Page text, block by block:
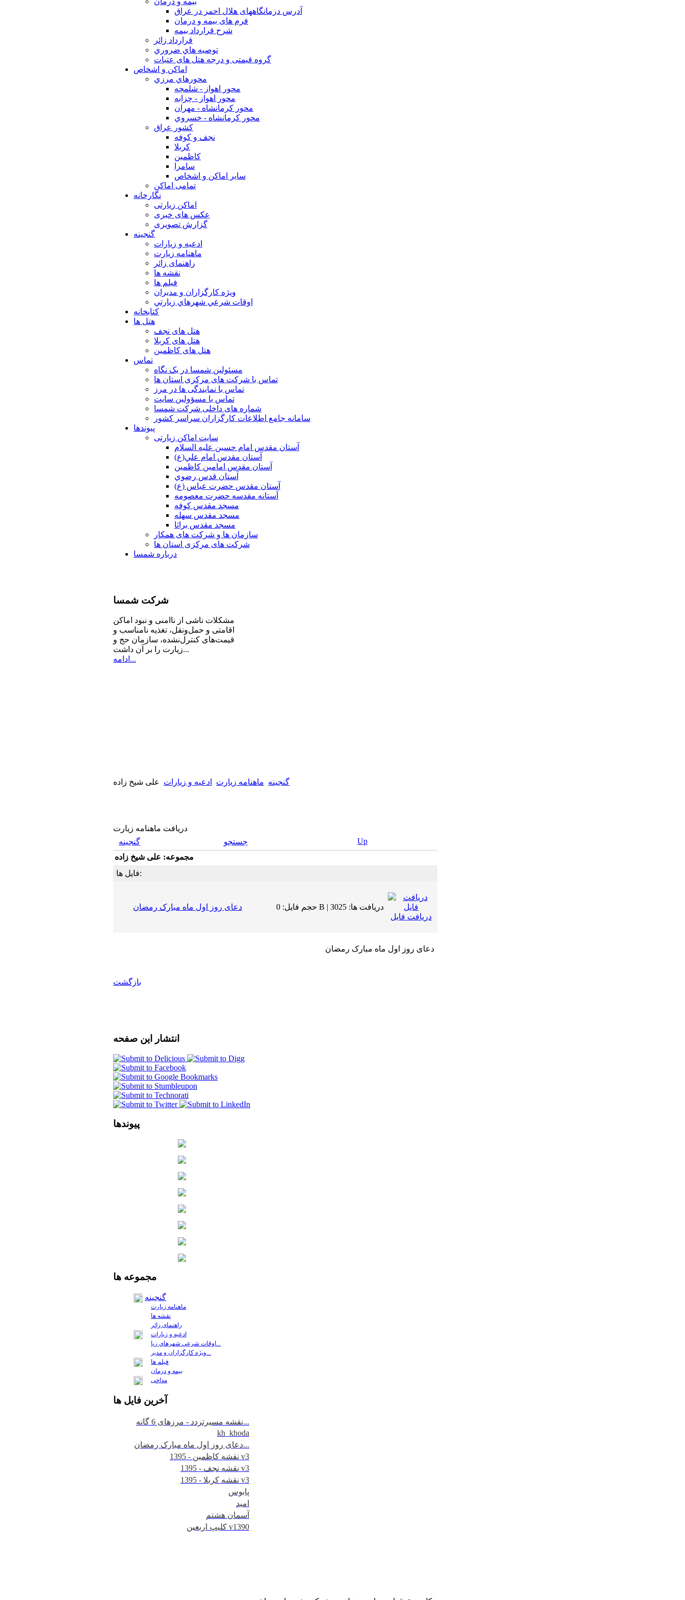
آدرس درمانگاههای هلال احمر در عراق
فرم های بیمه و درمان
شرح قرارداد بیمه
قرارداد زائر
توصيه هاي ضروري
گروه قیمتی و درجه هتل های عتبات
اماکن و اشخاص
محورهاي مرزي
محور اهواز - شلمچه
محور اهواز - چزابه
محور كرمانشاه - مهران
محور كرمانشاه - خسروي
كشور عراق
نجف و كوفه
كربلا
كاظمين
سامرا
ساير اماكن و اشخاص
تمامی اماکن
نگارخانه
اماکن زیارتی
عکس های خبری
گزارش تصویری
گنجینه
ادعیه و زیارات
ماهنامه زیارت
راهنمای زائر
نقشه ها
فیلم ها
ويژه كارگزاران و مديران
اوقات شرعي شهرهاي زيارتي
کتابخانه
هتل ها
هتل های نجف
هتل های کربلا
هتل های کاظمین
تماس
مسئولین شمسا در یک نگاه
تماس با شرکت های مرکزی استان ها
تماس با نمایندگی ها در مرز
تماس با مسؤولین سایت
شماره های داخلی شرکت شمسا
سامانه جامع اطلاعات کارگزاران سراسر کشور
پیوندها
سایت اماکن زیارتی
آستان مقدس امام حسين عليه السلام
آستان مقدس امام علي(ع)
آستان مقدس امامين كاظمين
آستان قدس رضوي
آستان مقدس حضرت عباس (ع)
آستانه مقدسه حضرت معصومه
مسجد مقدس كوفه
مسجد مقدس سهله
مسجد مقدس براثا
سازمان ها و شرکت های همکار
شرکت های مرکزی استان ها
درباره شمسا
شرکت شمسا
مشكلات ناشی از ناامنی و نبود اماكن
اقامتی و حمل‌ونقل، تغذیه‌ نامناسب و
قیمت‌های كنترل‌نشده، سازمان حج و
زیارت را بر آن داشت...
ادامه...
گنجینه ماهنامه زیارت ادعیه و زیارات علی شیخ زاده
دریافت ماهنامه زیارت
گنجینه
جستجو
Up
مجموعه: علی شیخ زاده
فایل ها:
دعای روز اول ماه مبارک رمضان
حجم فایل: 0 B | دریافت ها: 3025
دریافت فایل
دعای روز اول ماه مبارک رمضان
بازگشت
انتشار این صفحه
پیوندها
مجموعه ها
گنجینه
ماهنامه زیارت
نقشه ها
راهنمای زائر
ادعیه و زیارات
فيلم ها
بیمه و درمان
مداحی
آخرين فايل ها
نقشه مسیرتردد - مرزهای 6 گانه...
kh_khoda
دعای روز اول ماه مبارک رمضان...
نقشه کاظمین - 1395 v3
نقشه نجف - 1395 v3
نقشه کربلا - 1395 v3
پابوس
امید
آسمان هشتم
کلیپ اربعین v1390